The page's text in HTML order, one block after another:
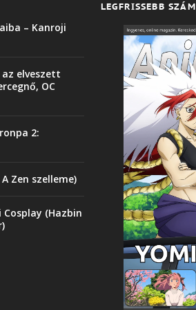
– Kanroji
elveszett
OC
2:
Zen szelleme)
(Hazbin
LEGFRISSEBB SZÁM